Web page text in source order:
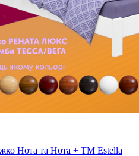
Нота та Нота + ТМ Estella